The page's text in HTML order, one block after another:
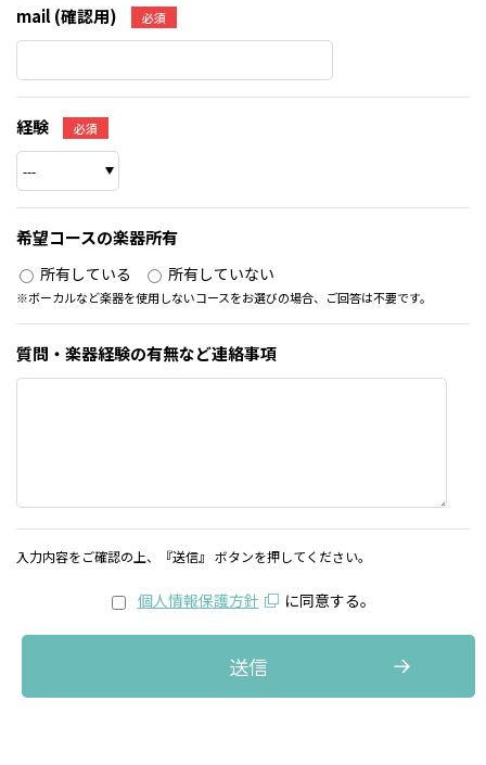
mail (確認用) 必須
経験 必須
希望コースの楽器所有
所有している 所有していない
※ボーカルなど楽器を使用しないコースをお選びの場合、ご回答は不要です。
質問・楽器経験の有無など連絡事項
入力内容をご確認の上、『送信』 ボタンを押してください。
個人情報保護方針 に同意する。